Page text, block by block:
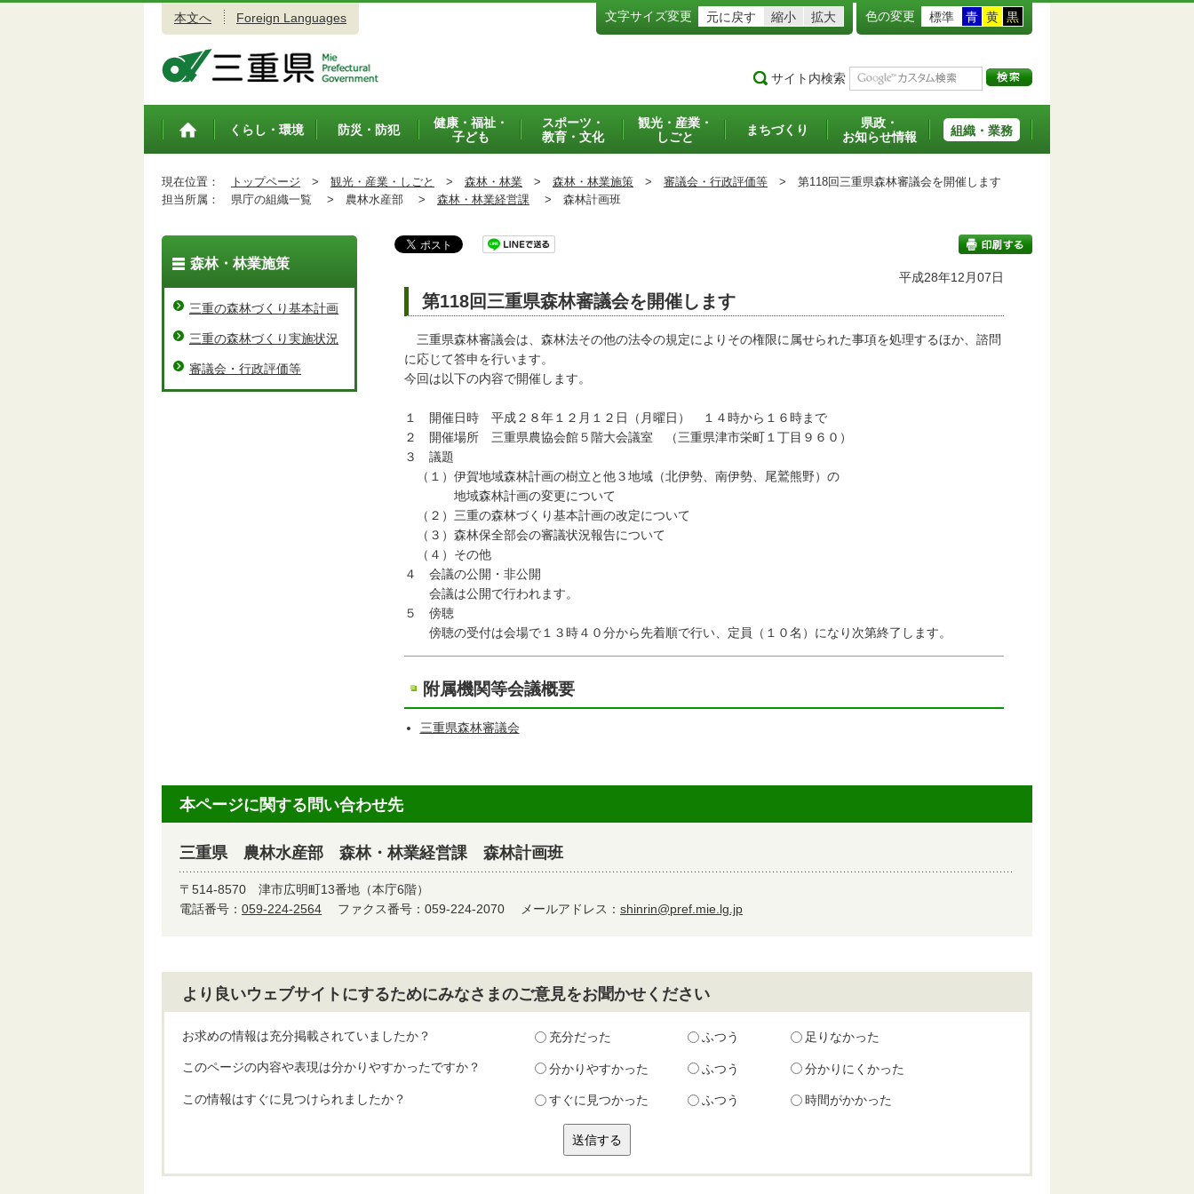
本文へ Foreign Languages 文字サイズ変更 元に戻す 縮小 拡大 色の変更 標準 青 黄 黒
サイト内検索
トップペ
くらし・環境 防災・防犯
健康・福祉・
子ども
スポーツ・
教育・文化
観光・産業・
しごと
まちづくり
県政・
お知らせ情報
組織・業務
現在位置： トップページ > 観光・産業・しごと > 森林・林業 > 森林・林業施策 > 審議会・行政評価等 > 第118回三重県森林審議会を開催します
担当所属：
県庁の組織一覧 > 農林水産部 > 森林・林業経営課 > 森林計画班
印刷する
平成28年12月07日
第118回三重県森林審議会を開催します
三重県森林審議会は、森林法その他の法令の規定によりその権限に属せられた事項を処理するほか、諮問
に応じて答申を行います。
今回は以下の内容で開催します。
１ 開催日時 平成２８年１２月１２日（月曜日） １４時から１６時まで
２ 開催場所 三重県農協会館５階大会議室 （三重県津市栄町１丁目９６０）
３ 議題
（１）伊賀地域森林計画の樹立と他３地域（北伊勢、南伊勢、尾鷲熊野）の
地域森林計画の変更について
（２）三重の森林づくり基本計画の改定について
（３）森林保全部会の審議状況報告について
（４）その他
４ 会議の公開・非公開
会議は公開で行われます。
５ 傍聴
傍聴の受付は会場で１３時４０分から先着順で行い、定員（１０名）になり次第終了します。
附属機関等会議概要
三重県森林審議会
森林・林業施策
三重の森林づくり基本計画
三重の森林づくり実施状況
審議会・行政評価等
本ページに関する問い合わせ先
三重県 農林水産部 森林・林業経営課 森林計画班
〒514-8570 津市広明町13番地（本庁6階）
電話番号： 059-224-2564 ファクス番号：059-224-2070 メールアドレス： shinrin@pref.mie.lg.jp
より良いウェブサイトにするためにみなさまのご意見をお聞かせください
お求めの情報は充分掲載されていましたか？ 充分だった ふつう 足りなかった
このページの内容や表現は分かりやすかったですか？ 分かりやすかった ふつう 分かりにくかった
この情報はすぐに見つけられましたか？ すぐに見つかった ふつう 時間がかかった